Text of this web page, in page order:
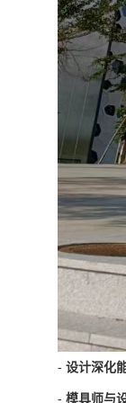
- 设计深化
- 模具师与